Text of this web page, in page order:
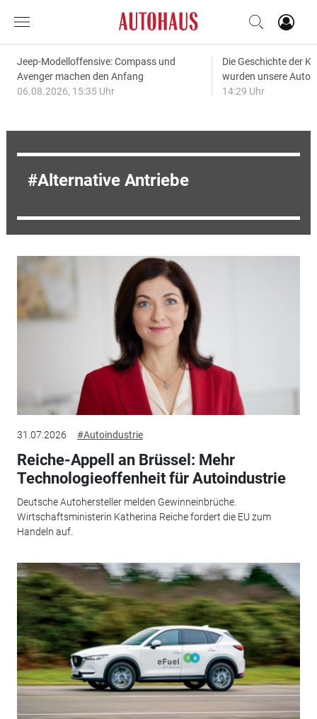
Jeep-Modelloffensive: Compass und
Avenger machen den Anfang
06.08.2026, 15:35 Uhr
Die Geschichte der
wurden unsere
14:29 Uhr
Alternative Antriebe
31.07.2026 #Autoindustrie
Reiche-Appell an Brüssel: Mehr
Technologieoffenheit für Autoindustrie
Deutsche Autohersteller melden Gewinneinbrüche.
Wirtschaftsministerin Katherina Reiche fordert die EU zum
Handeln auf.